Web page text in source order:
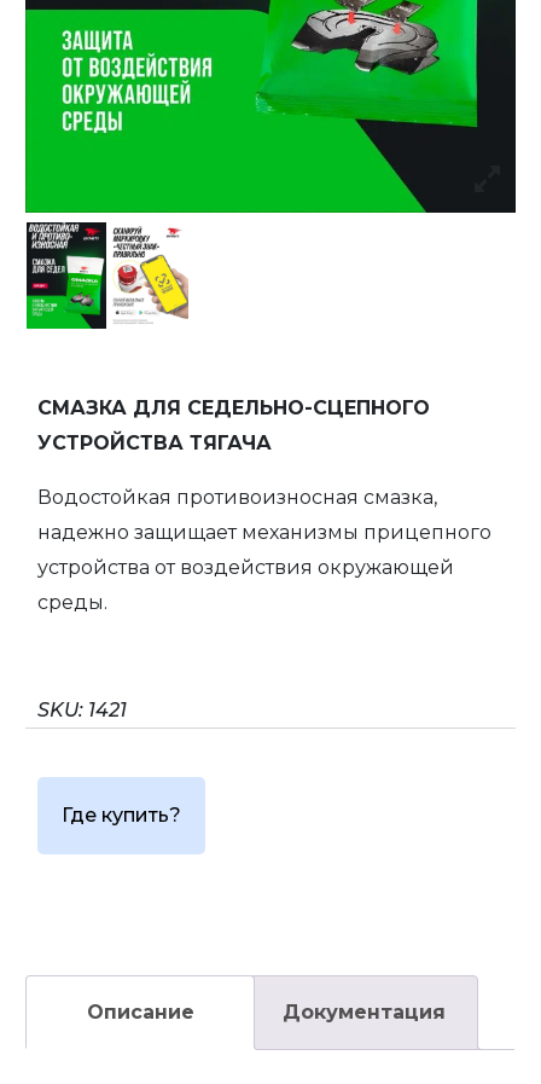
СМАЗКА ДЛЯ СЕДЕЛЬНО-СЦЕПНОГО
УСТРОЙСТВА ТЯГАЧА
Водостойкая противоизносная смазка,
надежно защищает механизмы прицепного
устройства от воздействия окружающей
среды.
SKU: 1421
Где купить?
Описание Документация